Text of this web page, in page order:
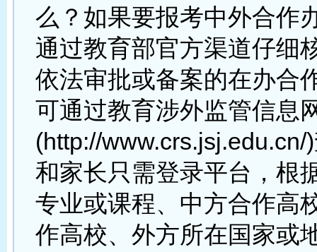
么？如果要报考中外合作
通过教育部官方渠道仔细
依法审批或备案的在办合
可通过教育涉外监管信息
(http://www.crs.jsj.edu.cn/
和家长只需登录平台，根
专业或课程、中方合作高
作高校、外方所在国家或